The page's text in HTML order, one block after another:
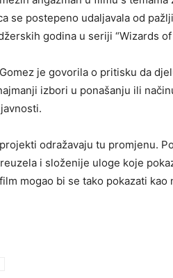
se postepeno udaljavala od
godina u seriji “Wizards of
je govorila o pritisku da
izbori u ponašanju ili
odražavaju tu promjenu.
i složenije uloge koje
mogao bi se tako pokazati